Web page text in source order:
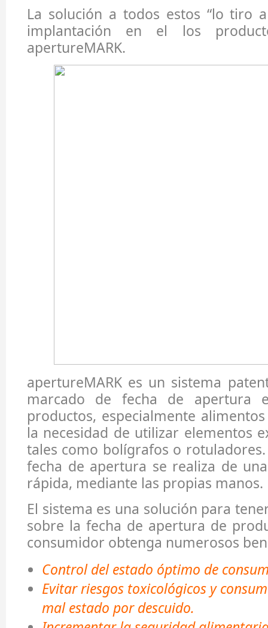
La solución a todos estos “lo tiro
implantación en el los
apertureMARK.
apertureMARK es un sistema
marcado de fecha de apertura
productos, especialmente
la necesidad de utilizar elementos
tales como bolígrafos o
fecha de apertura se realiza de
rápida, mediante las propias manos.
El sistema es una solución para
sobre la fecha de apertura de
consumidor obtenga numerosos
Control del estado óptimo de
Evitar riesgos toxicológicos y
mal estado por descuido.